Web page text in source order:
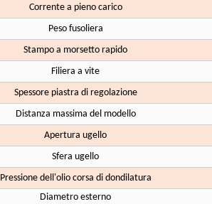
Corrente a pieno carico
Peso fusoliera
Stampo a morsetto rapido
Filiera a vite
Spessore piastra di regolazione
Distanza massima del modello
Apertura ugello
Sfera ugello
Pressione dell'olio corsa di dondilatura
Diametro esterno